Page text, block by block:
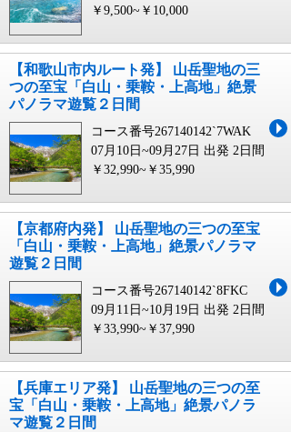
￥9,500~￥10,000
【和歌山市内ルート発】 山岳聖地の三
つの至宝「白山・乗鞍・上高地」絶景
パノラマ遊覧２日間
コース番号267140142`7WAK
07月10日~09月27日 出発 2日間
￥32,990~￥35,990
【京都府内発】 山岳聖地の三つの至宝
「白山・乗鞍・上高地」絶景パノラマ
遊覧２日間
コース番号267140142`8FKC
09月11日~10月19日 出発 2日間
￥33,990~￥37,990
【兵庫エリア発】 山岳聖地の三つの至
宝「白山・乗鞍・上高地」絶景パノラ
マ遊覧２日間